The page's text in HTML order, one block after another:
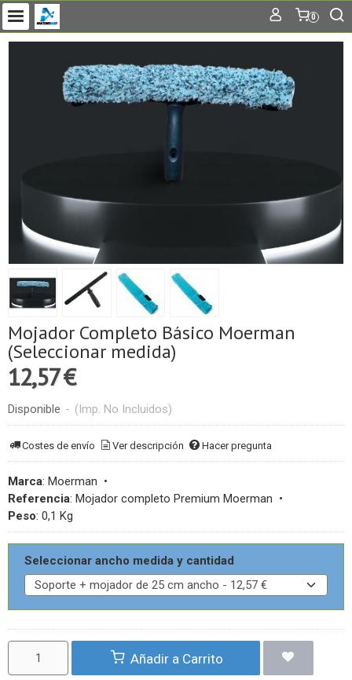
0
Mojador Completo Básico Moerman
(Seleccionar medida)
12,57 €
Disponible - (Imp. No Incluidos)
Costes de envío Ver descripción Hacer pregunta
Marca: Moerman •
Referencia: Mojador completo Premium Moerman •
Peso: 0,1 Kg
Seleccionar ancho medida y cantidad
Añadir a Carrito